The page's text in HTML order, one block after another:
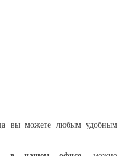
вы можете любым удобным